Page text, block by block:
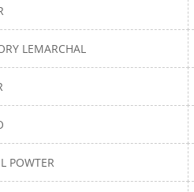
LEMARCHAL
POWTER